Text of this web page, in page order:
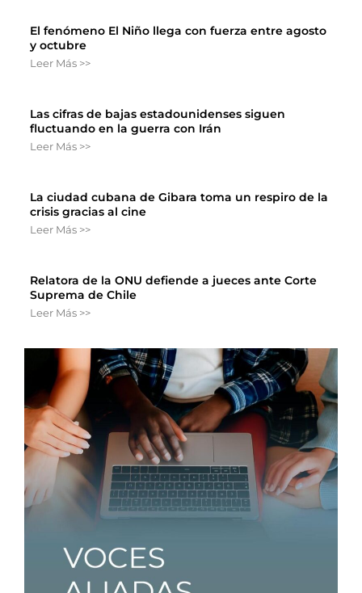
El fenómeno El Niño llega con fuerza entre agosto
y octubre
Leer Más >>
Las cifras de bajas estadounidenses siguen
fluctuando en la guerra con Irán
Leer Más >>
La ciudad cubana de Gibara toma un respiro de la
crisis gracias al cine
Leer Más >>
Relatora de la ONU defiende a jueces ante Corte
Suprema de Chile
Leer Más >>